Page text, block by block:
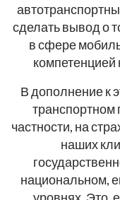
сделать вывод о
в сфере
В дополнение к
транспортном
частности, на
наших
национальном,
уровнях. Это,